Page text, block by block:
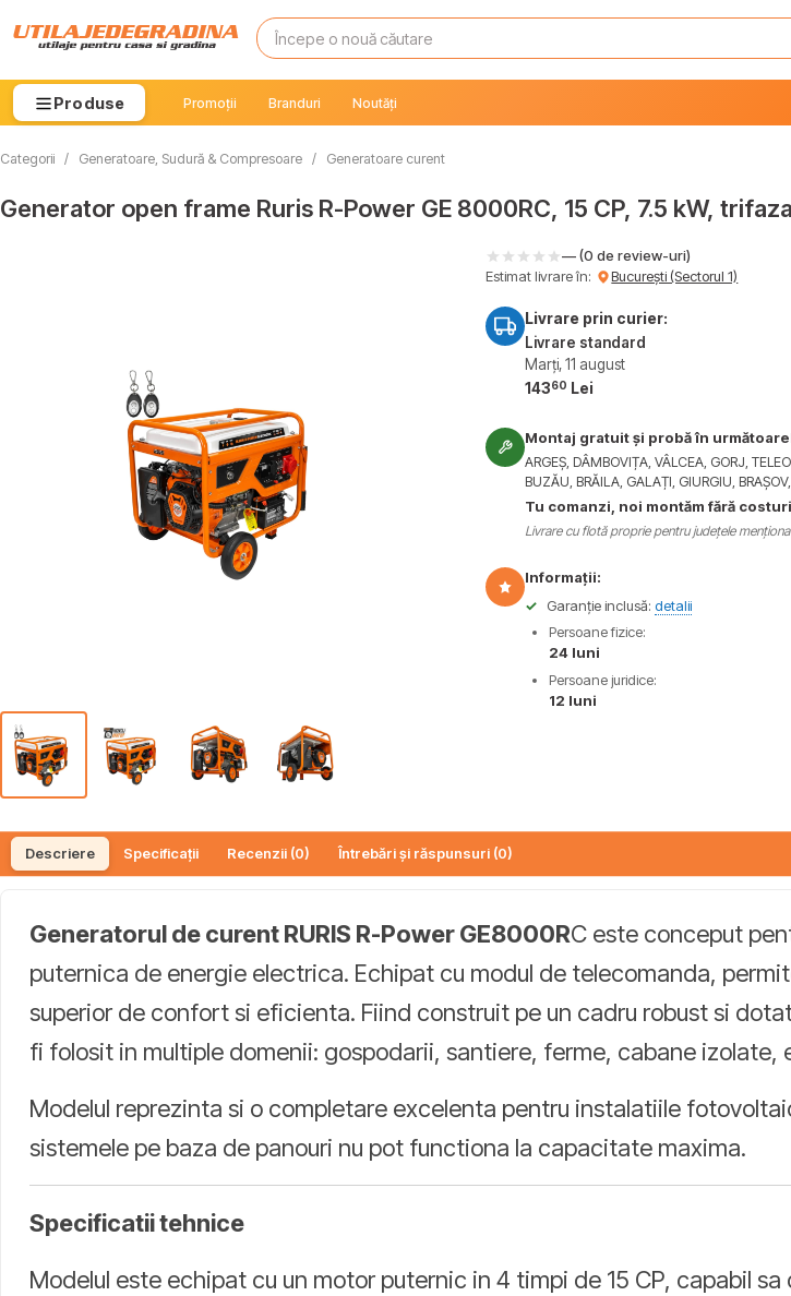
Produse Promoții Branduri Noutăți
Categorii / Generatoare, Sudură & Compresoare / Generatoare curent
Generator open frame Ruris R-Power GE 8000RC, 15 CP, 7.5 kW,
— (0 de review-uri)
Estimat livrare în:
București (Sectorul 1)
Livrare prin curier:
Livrare standard
Marți, 11 august
14360 Lei
Montaj gratuit și probă în
ARGEȘ, DÂMBOVIȚA, VÂLCEA, GORJ,
BUZĂU, BRĂILA, GALAȚI, GIURGIU,
Tu comanzi, noi montăm fără
Livrare cu flotă proprie pentru județele
Informații:
✓
Garanție inclusă:detalii
Persoane fizice:
24 luni
Persoane juridice:
12 luni
Descriere Specificații Recenzii (0) Întrebări și răspunsuri (0)
Generatorul de curent RURIS R-Power GE8000RC este conceput
puternica de energie electrica. Echipat cu modul de telecomanda,
superior de confort si eficienta. Fiind construit pe un cadru robust si
fi folosit in multiple domenii: gospodarii, santiere, ferme, cabane izolate,
Modelul reprezinta si o completare excelenta pentru instalatiile
sistemele pe baza de panouri nu pot functiona la capacitate maxima.
Specificatii tehnice
Modelul este echipat cu un motor puternic in 4 timpi de 15 CP, capabil